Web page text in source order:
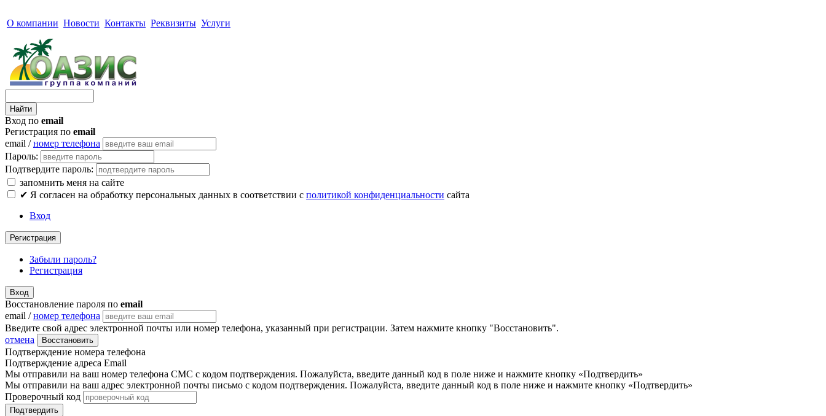
О компании Новости Контакты Реквизиты Услуги
Вход по email
Регистрация по email
email /номер телефона
Пароль:
Подтвердите пароль:
запомнить меня на сайте
✔ Я согласен на обработку персональных данных в соответствии с политикой конфиденциальности сайта
Вход
Регистрация
Забыли пароль?
Регистрация
Вход
Восстановление пароля по email
email /номер телефона
Введите свой адрес электронной почты или номер телефона, указанный при регистрации. Затем нажмите кнопку "Восстановить".
отмена
Восстановить
Подтверждение номера телефона
Подтверждение адреса Email
Мы отправили на ваш номер телефона СМС с кодом подтверждения. Пожалуйста, введите данный код в поле ниже и нажмите кнопку «Подтвердить»
Мы отправили на ваш адрес электронной почты письмо с кодом подтверждения. Пожалуйста, введите данный код в поле ниже и нажмите кнопку «Подтвердить»
Проверочный код
Подтвердить